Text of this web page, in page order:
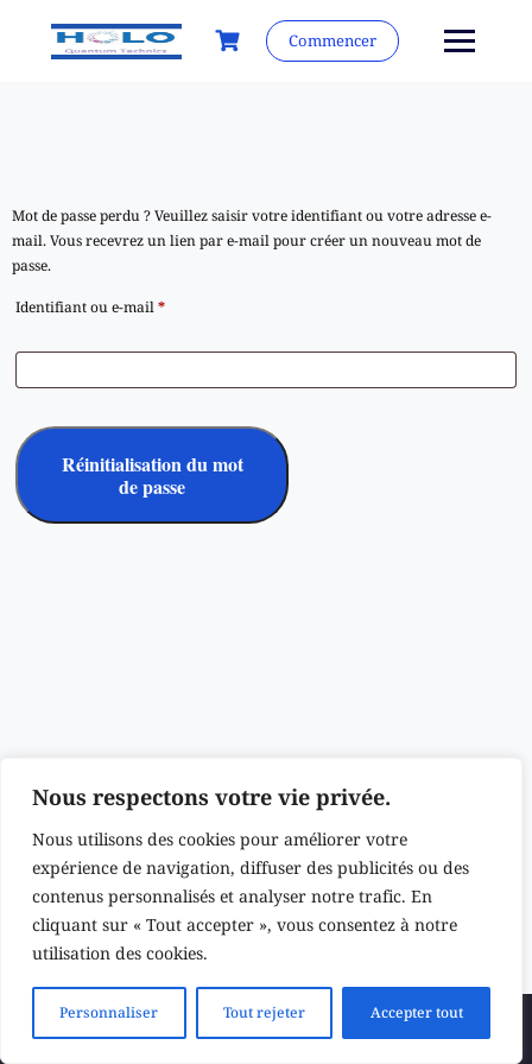
Nous respectons votre vie privée.
Nous utilisons des cookies pour améliorer votre
expérience de navigation, diffuser des publicités ou des
contenus personnalisés et analyser notre trafic. En
cliquant sur « Tout accepter », vous consentez à notre
utilisation des cookies.
Personnaliser Tout rejeter Accepter tout
Commencer
Mot de passe perdu ? Veuillez saisir votre identifiant ou votre adresse e-
mail. Vous recevrez un lien par e-mail pour créer un nouveau mot de
passe.
Identifiant ou e-mail*
Réinitialisation du mot
de passe
Soumettre un thème
Newsletter
Politique de confidentialité
Conditions générales de vente
Politique en matière de remboursements